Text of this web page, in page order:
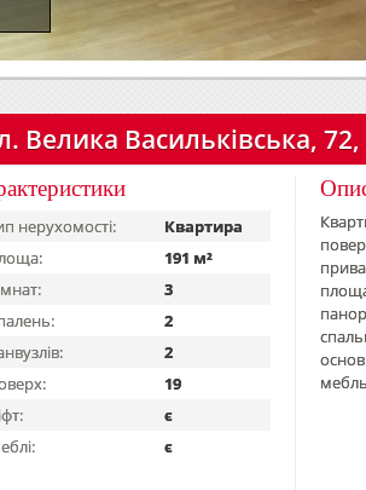
Велика Васильківська,
нерухомості:
Квартира
191 м²
3
2
2
19
є
є